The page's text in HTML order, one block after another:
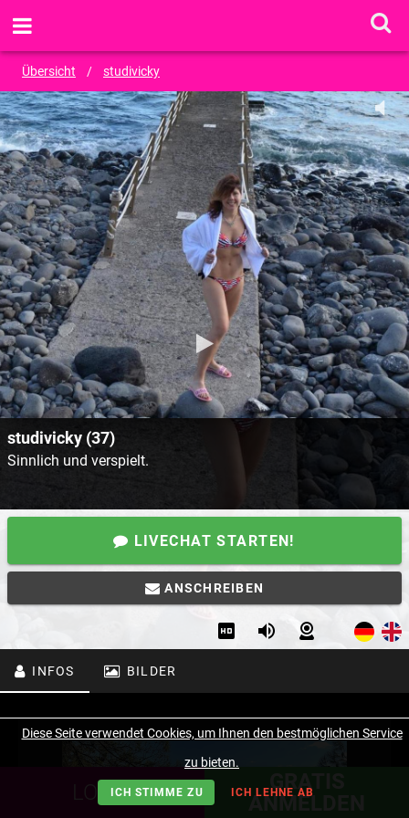
Übersicht / studivicky
ANSCHREIBEN
studivicky (37)
Sinnlich und verspielt.
LIVECHAT STARTEN!
ANSCHREIBEN
INFOS BILDER
LOGIN
GRATIS
ANMELDEN
Diese Seite verwendet Cookies, um Ihnen den bestmöglichen Service
zu bieten.
ICH STIMME ZU ICH LEHNE AB